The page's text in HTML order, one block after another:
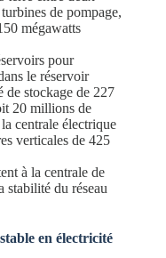
de pompage,
mégawatts
pour
le réservoir
de stockage de 227
20 millions de
centrale électrique
verticales de 425
à la centrale de
stabilité du réseau
en électricité